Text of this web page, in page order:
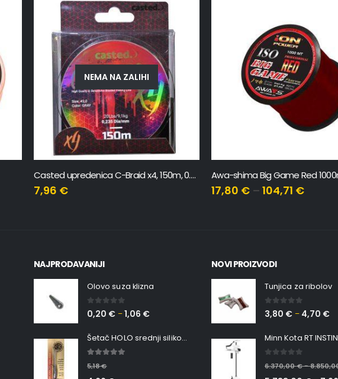
Awa-shima Big Game Red 1000m
17,80€
Trabucco Fc 403 Strong SW
10,49 € – 23,50 €
NAJPRODAVANIJI
Olovo suza klizna
0 out of 5
0,20 € –1,06 €
Šetač HOLO srednji silikonska Ribica Belgrade Walker
5,18€
NOVI PROIZVODI
Tunjica za ribolov
0 out of 5
3,80 € – 4,70 €
6.370,00€–